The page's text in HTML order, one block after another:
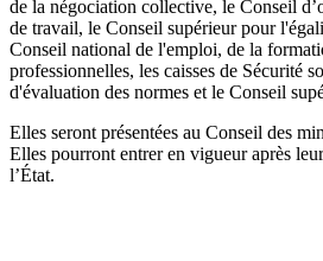
de la négociation collective, le Conseil
de travail, le Conseil supérieur pour
Conseil national de l'emploi, de la
professionnelles, les caisses de Sécurité
d'évaluation des normes et le Conseil
Elles seront présentées au Conseil des
Elles pourront entrer en vigueur après
l’État.